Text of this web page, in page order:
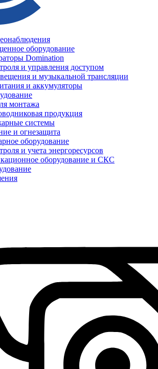
оборудование
Domination
и управления доступом
и музыкальной трансляции
и аккумуляторы
монтажа
продукция
системы
и огнезащита
оборудование
и учета энергоресурсов
оборудование и СКС